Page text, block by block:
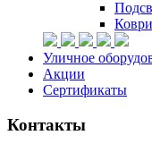
Уличное
Акции
Сертификаты
Контакты